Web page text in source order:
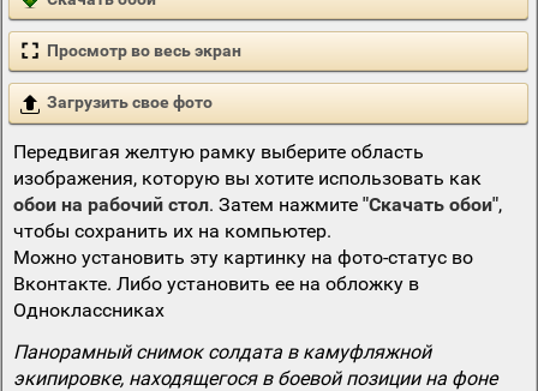
Просмотр во весь экран
Загрузить свое фото
Передвигая желтую рамку выберите область
изображения, которую вы хотите использовать как
обои на рабочий стол. Затем нажмите "Скачать обои",
чтобы сохранить их на компьютер.
Можно установить эту картинку на фото-статус во
Вконтакте. Либо установить ее на обложку в
Одноклассниках
Панорамный снимок солдата в камуфляжной
экипировке, находящегося в боевой позиции на фоне